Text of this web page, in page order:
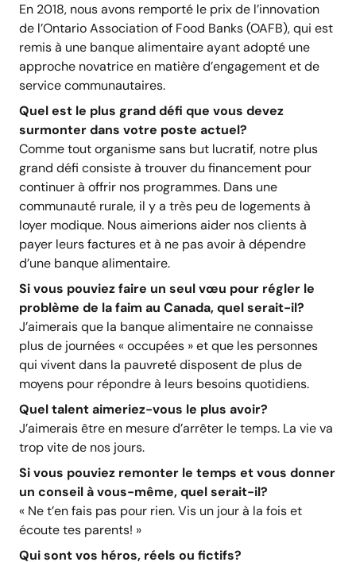
En 2018, nous avons remporté le prix de l’innovation
de l’Ontario Association of Food Banks (OAFB), qui est
remis à une banque alimentaire ayant adopté une
approche novatrice en matière d’engagement et de
service communautaires.
Quel est le plus grand défi que vous devez
surmonter dans votre poste actuel?
Comme tout organisme sans but lucratif, notre plus
grand défi consiste à trouver du financement pour
continuer à offrir nos programmes. Dans une
communauté rurale, il y a très peu de logements à
loyer modique. Nous aimerions aider nos clients à
payer leurs factures et à ne pas avoir à dépendre
d’une banque alimentaire.
Si vous pouviez faire un seul vœu pour régler le
problème de la faim au Canada, quel serait-il?
J’aimerais que la banque alimentaire ne connaisse
plus de journées « occupées » et que les personnes
qui vivent dans la pauvreté disposent de plus de
moyens pour répondre à leurs besoins quotidiens.
Quel talent aimeriez-vous le plus avoir?
J’aimerais être en mesure d’arrêter le temps. La vie va
trop vite de nos jours.
Si vous pouviez remonter le temps et vous donner
un conseil à vous-même, quel serait-il?
« Ne t’en fais pas pour rien. Vis un jour à la fois et
écoute tes parents! »
Qui sont vos héros, réels ou fictifs?